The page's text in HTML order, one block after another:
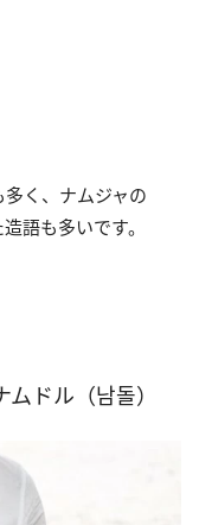
く、ナムジャの
語も多いです。
ドル（남돌）